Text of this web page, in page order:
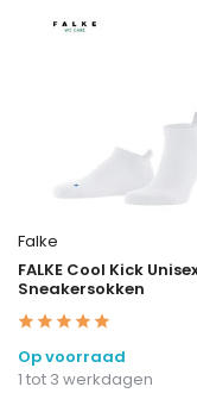
Falke
FALKE Cool Kick
Sneakersokken
Op voorraad
1 tot 3 werkdagen